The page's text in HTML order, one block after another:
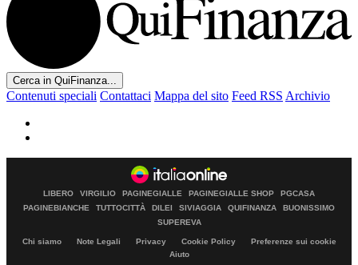
Cerca in QuiFinanza...
Contenuti speciali Contattaci Mappa del sito Feed RSS Archivio
LIBERO VIRGILIO PAGINEGIALLE PAGINEGIALLE SHOP
PGCASA
PAGINEBIANCHE
TUTTOCITTÀ DILEI SIVIAGGIA QUIFINANZA
BUONISSIMO
SUPEREVA
Chi siamo Note Legali Privacy Cookie Policy
Preferenze sui cookie
Aiuto